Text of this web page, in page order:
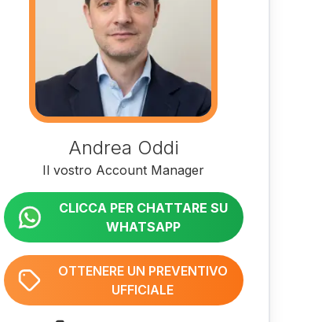
Andrea Oddi
Il vostro Account Manager
CLICCA PER CHATTARE SU
WHATSAPP
OTTENERE UN PREVENTIVO
UFFICIALE